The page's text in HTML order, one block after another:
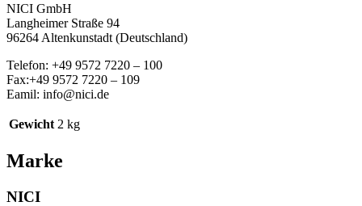
NICI GmbH
Langheimer Straße 94
96264 Altenkunstadt (Deutschland)
Telefon: +49 9572 7220 – 100
Fax:+49 9572 7220 – 109
Eamil: info@nici.de
Gewicht 2 kg
Marke
NICI